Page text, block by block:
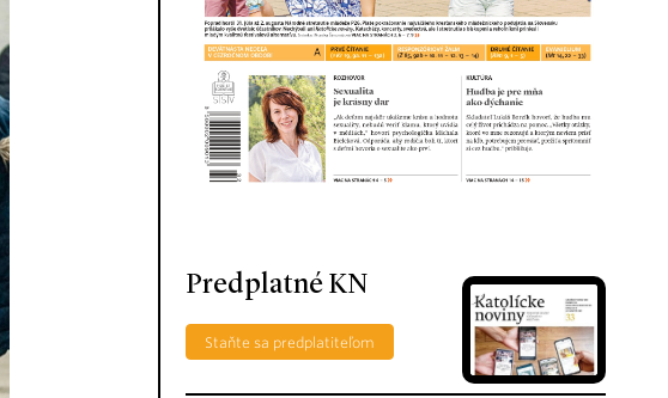
Predplatné KN
Staňte sa predplatiteľom